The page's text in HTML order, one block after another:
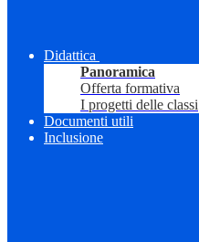
Didattica
Panoramica
Offerta formativa
I progetti delle classi
Documenti utili
Inclusione